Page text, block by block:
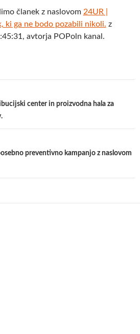
članek z naslovom 24UR |
ki ga ne bodo pozabili nikoli. z
avtorja POPoln kanal.
center in proizvodna hala za
preventivno kampanjo z naslovom